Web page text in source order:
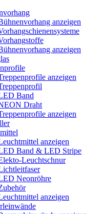
anzeigen
anzeigen
anzeigen
Band
Draht
anzeigen
anzeigen
Band & LED Stripe
Leuchtschnur
Neonröhre
anzeigen